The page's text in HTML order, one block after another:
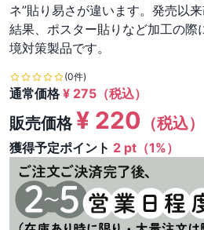
ネ”貼り易さが違います。発売以
結果、ポスター貼りなど加工の際
境対策製品です。
(0件)
通常価格¥ 275 （税込）
販売価格¥ 220 （税込）
獲得予定ポイント 2 pt（1%）